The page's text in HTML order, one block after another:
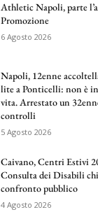
Athletic Napoli, parte
Promozione
6 Agosto 2026
Napoli, 12enne
lite a Ponticelli: non è
vita. Arrestato un
controlli
5 Agosto 2026
Caivano, Centri Estivi
Consulta dei Disabili
confronto pubblico
4 Agosto 2026